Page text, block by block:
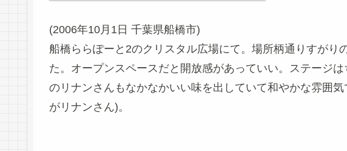
(2006年10月1日 千葉県船橋市)
船橋ららぽーと2のクリスタル広場にて。場所柄通りすがり
た。オープンスペースだと開放感があっていい。ステージ
のリナンさんもなかなかいい味を出していて和やかな雰囲
がリナンさん)。